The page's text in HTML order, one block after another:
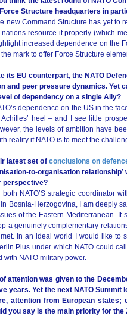
Structure headquarters in
new Command Structure has yet to
nations resource it properly (which
increased dependence on the
mark to offer Force Structure
its EU counterpart, the NATO
and peer pressure dynamics. Yet
of dependency on a single Ally?
dependence on the US in the
Achilles’ heel – and I see little
the levels of ambition have
reality if NATO is to meet the
latest set of conclusions on
to-organisation
perspective?
both NATO’S strategic coordinator
Bosnia-Herzogovina, I am deeply
of the Eastern Mediterranean. It
a genuinely complementary
In an ideal world I would like to
Plus under which NATO could
with NATO military power.
attention was given to the
years. Yet the next NATO Summit
attention from European states;
you say is the main priority for the